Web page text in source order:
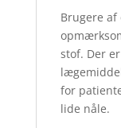
Brugere
stof. Der
for
lide nåle.